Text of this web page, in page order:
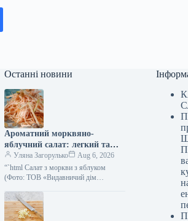
Останні новини
Ароматний морквяно-
яблучний салат: легкий та
вітамінний рецепт (143 ккал)
Уляна Загорулько
Aug 6, 2026
“`html Салат з моркви з яблуком
(Фото: ТОВ «Видавничий дім
здаються до непристойності простими
— і…